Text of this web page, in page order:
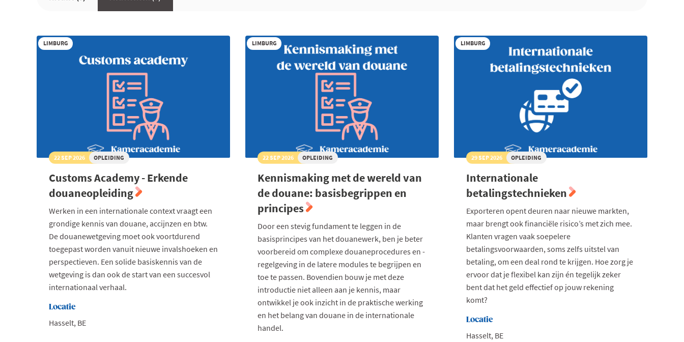
LIMBURG
22 SEP 2026 OPLEIDING
Customs Academy - Erkende
douaneopleiding
Werken in een internationale context vraagt een
grondige kennis van douane, accijnzen en btw.
De douanewetgeving moet ook voortdurend
toegepast worden vanuit nieuwe invalshoeken en
perspectieven. Een solide basiskennis van de
wetgeving is dan ook de start van een succesvol
internationaal verhaal.
Locatie
Hasselt, BE
LIMBURG
22 SEP 2026 OPLEIDING
Kennismaking met de wereld van
de douane: basisbegrippen en
principes
Door een stevig fundament te leggen in de
basisprincipes van het douanewerk, ben je beter
voorbereid om complexe douaneprocedures en -
regelgeving in de latere modules te begrijpen en
toe te passen. Bovendien bouw je met deze
introductie niet alleen aan je kennis, maar
ontwikkel je ook inzicht in de praktische werking
en het belang van douane in de internationale
handel.
LIMBURG
29 SEP 2026 OPLEIDING
Internationale
betalingstechnieken
Exporteren opent deuren naar nieuwe markten,
maar brengt ook financiële risico’s met zich mee.
Klanten vragen vaak soepelere
betalingsvoorwaarden, soms zelfs uitstel van
betaling, om een deal rond te krijgen. Hoe zorg je
ervoor dat je flexibel kan zijn én tegelijk zeker
bent dat het geld effectief op jouw rekening
komt?
Locatie
Hasselt, BE